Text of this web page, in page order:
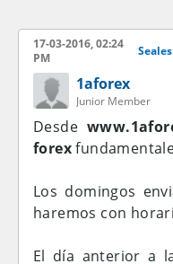
17-03-2016, 02:24
PM
1aforex
Junior Member
Desde
forex
Los domingos
haremos con
El día anterior a